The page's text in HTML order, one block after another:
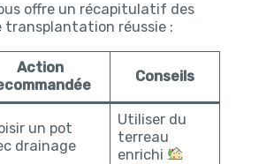
offre un récapitulatif des
transplantation réussie :
Action
Conseils
un pot
drainage
Utiliser du
terreau
enrichi